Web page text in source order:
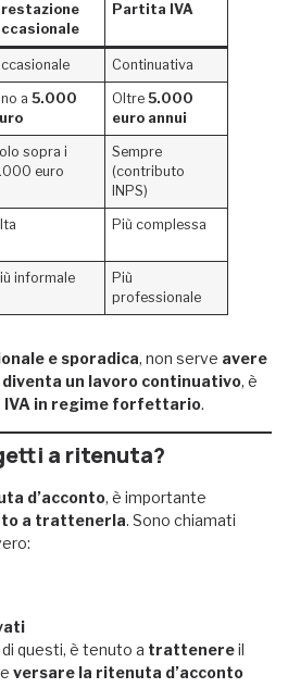
Partita IVA
Continuativa
a5.000
Oltre5.000
euro annui
sopra i
euro
Sempre
(contributo
INPS)
Più complessa
informale
Più
professionale
e sporadica, non serve avere
diventa un lavoro continuativo, è
in regime forfettario.
a ritenuta?
d’acconto, è importante
a trattenerla. Sono chiamati
questi, è tenuto a trattenereil
versare la ritenuta d’acconto